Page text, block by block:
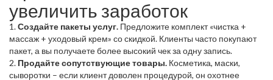
увеличить заработок
1.Создайте пакеты услуг. Предложите комплект «чистка +
массаж + уходовый крем» со скидкой. Клиенты часто покупают
пакет, а вы получаете более высокий чек за одну запись.
2. Продайте сопутствующие товары. Косметика, маски,
сыворотки – если клиент доволен процедурой, он охотнее